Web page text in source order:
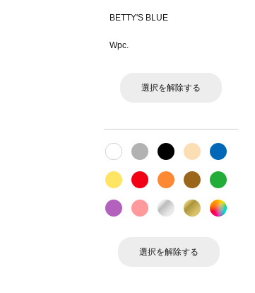
BETTY'S BLUE
Wpc.
選択を解除する
選択を解除する